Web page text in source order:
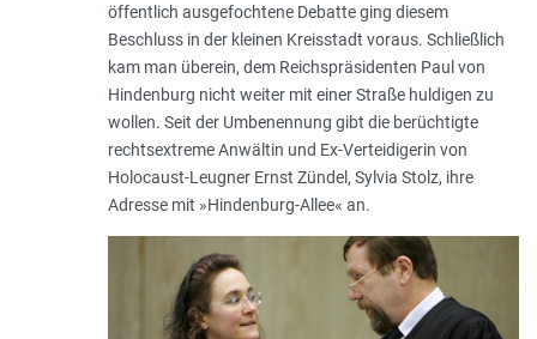
öffentlich ausgefochtene Debatte ging diesem
Beschluss in der kleinen Kreisstadt voraus. Schließlich
kam man überein, dem Reichspräsidenten Paul von
Hindenburg nicht weiter mit einer Straße huldigen zu
wollen. Seit der Umbenennung gibt die berüchtigte
rechtsextreme Anwältin und Ex-Verteidigerin von
Holocaust-Leugner Ernst Zündel, Sylvia Stolz, ihre
Adresse mit »Hindenburg-Allee« an.